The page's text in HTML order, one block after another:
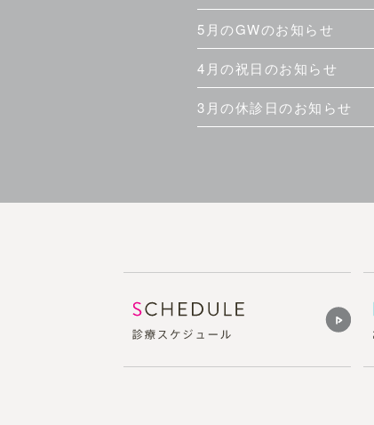
5月のGWのお知らせ
4月の祝日のお知らせ
3月の休診日のお知らせ